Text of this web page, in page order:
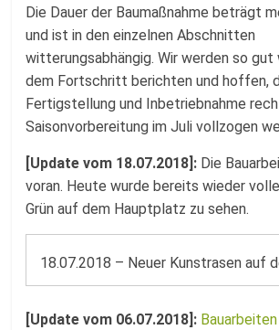
Die Dauer der Baumaßnahme beträgt
und ist in den einzelnen Abschnitten
witterungsabhängig. Wir werden so gut
dem Fortschritt berichten und hoffen,
Fertigstellung und Inbetriebnahme
Saisonvorbereitung im Juli vollzogen
[Update vom 18.07.2018]: Die
voran. Heute wurde bereits wieder
Grün auf dem Hauptplatz zu sehen.
18.07.2018 – Neuer Kunstrasen auf
[Update vom 06.07.2018]: